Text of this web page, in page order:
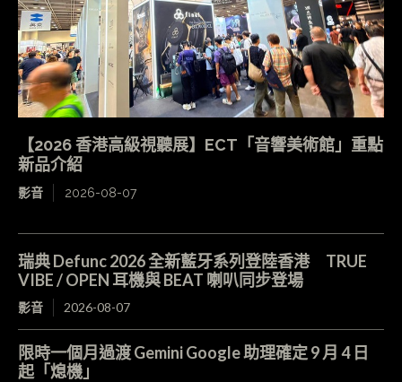
【2026 香港高級視聽展】ECT「音響美術館」重點
新品介紹
影音 2026-08-07
瑞典 Defunc 2026 全新藍牙系列登陸香港 TRUE
VIBE / OPEN 耳機與 BEAT 喇叭同步登場
影音 2026-08-07
限時一個月過渡 Gemini Google 助理確定 9 月 4 日
起「熄機」